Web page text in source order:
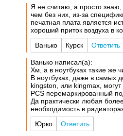
Я не считаю, а просто знаю,
чем без них, из-за
печатная плата является
хороший приток воздуха в
Ванько Курск Ответить
Ванько написал(а):
Хм, а в ноутбуках такие же
В ноутбуках, даже в самых
kingston, или kingmax,
PCS перемаркированный
Да практически любая
необходимость в
Юрко Ответить